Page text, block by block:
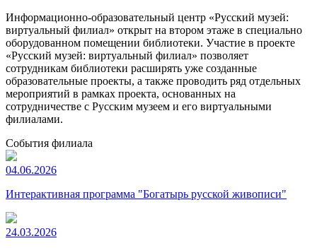
Информационно-образовательный центр «Русский музей:
виртуальный филиал» открыт на втором этаже в специально
оборудованном помещении библиотеки. Участие в проекте
«Русский музей: виртуальный филиал» позволяет
сотрудникам библиотеки расширять уже созданные
образовательные проекты, а также проводить ряд отдельных
мероприятий в рамках проекта, основанных на
сотрудничестве с Русским музеем и его виртуальными
филиалами.
События филиала
04.06.2026
Интерактивная программа "Богатырь русской живописи"
24.03.2026